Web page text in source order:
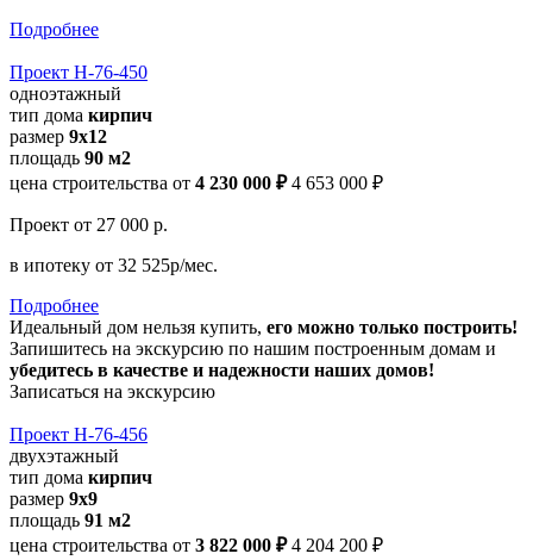
Подробнее
Проект Н-76-450
одноэтажный
тип дома кирпич
размер 9х12
площадь 90 м2
цена строительства от 4 230 000 ₽ 4 653 000 ₽
Проект от 27 000 р.
в ипотеку от 32 525р/мес.
Подробнее
Идеальный дом нельзя купить, его можно только построить!
Запишитесь на экскурсию по нашим построенным домам и
убедитесь в качестве и надежности наших домов!
Записаться на экскурсию
Проект Н-76-456
двухэтажный
тип дома кирпич
размер 9х9
площадь 91 м2
цена строительства от 3 822 000 ₽ 4 204 200 ₽